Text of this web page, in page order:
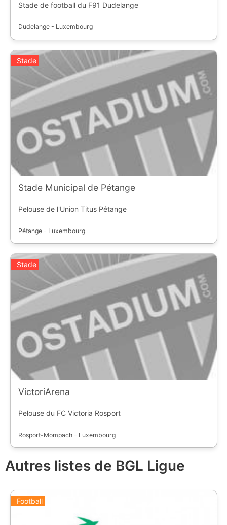
Stade de football du F91 Dudelange
Dudelange - Luxembourg
Stade
Stade Municipal de Pétange
Pelouse de l'Union Titus Pétange
Pétange - Luxembourg
Stade
VictoriArena
Pelouse du FC Victoria Rosport
Rosport-Mompach - Luxembourg
Autres listes de BGL Ligue
Football